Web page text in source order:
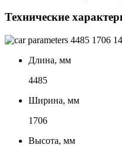
Технические
4485 1706
Длина, мм
4485
Ширина, мм
1706
Высота, мм